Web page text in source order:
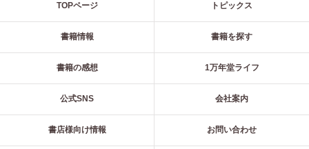
TOPページ トピックス
書籍情報 書籍を探す
書籍の感想 1万年堂ライフ
公式SNS 会社案内
書店様向け情報 お問い合わせ